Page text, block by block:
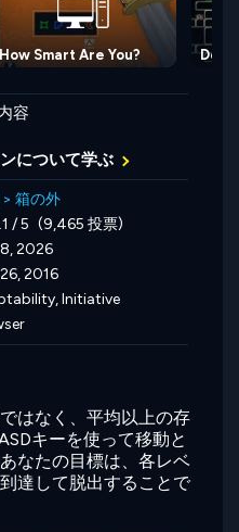
How Smart Are You?
容
について学ぶ
> 箱の外
/ 5 (9,465 投票)
2026
2016
Initiative
はなく、平均以上の存
キーを使って移動と
なたの目標は、各レベ
達して脱出することで